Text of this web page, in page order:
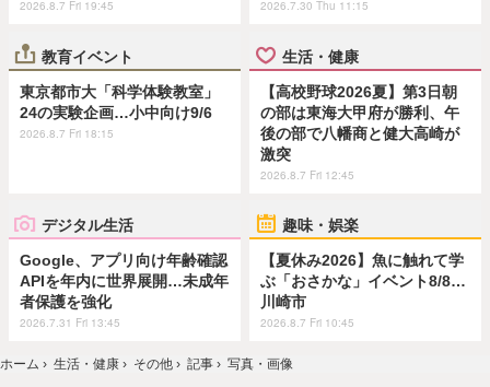
2026.8.7 Fri 19:45 2026.7.30 Thu 11:15
教育イベント
東京都市大「科学体験教室」
24の実験企画…小中向け9/6
2026.8.7 Fri 18:15
生活・健康
【高校野球2026夏】第3日朝
の部は東海大甲府が勝利、午
後の部で八幡商と健大高崎が
激突
2026.8.7 Fri 12:45
デジタル生活
Google、アプリ向け年齢確認
APIを年内に世界展開…未成年
者保護を強化
2026.7.31 Fri 13:45
趣味・娯楽
【夏休み2026】魚に触れて学
ぶ「おさかな」イベント8/8…
川崎市
2026.8.7 Fri 10:45
ホーム › 生活・健康 › その他 › 記事 › 写真・画像